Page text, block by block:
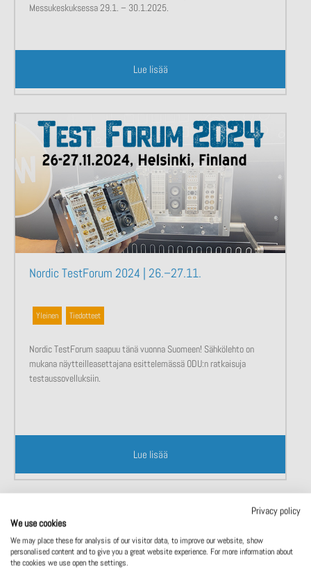
Messukeskuksessa 29.1. – 30.1.2025.
Lue lisää
Nordic TestForum 2024 | 26.–27.11.
Yleinen Tiedotteet
Nordic TestForum saapuu tänä vuonna Suomeen! Sähkölehto on
mukana näytteilleasettajana esittelemässä ODU:n ratkaisuja
testaussovelluksiin.
Lue lisää
Privacy policy
We use cookies
We may place these for analysis of our visitor data, to improve our website, show
personalised content and to give you a great website experience. For more information about
the cookies we use open the settings.